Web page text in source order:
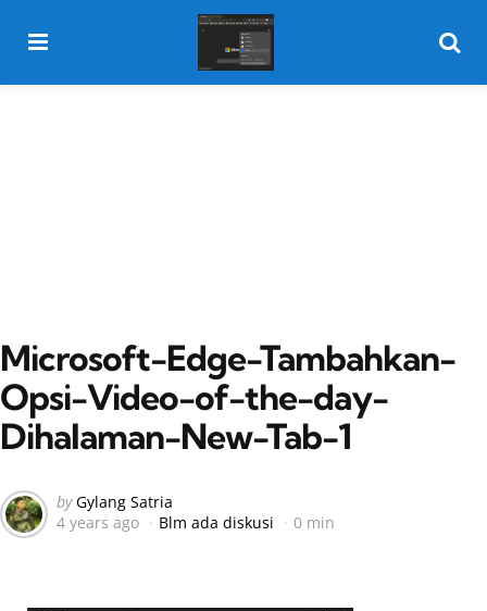
Microsoft-Edge-Tambahkan-
Opsi-Video-of-the-day-
Dihalaman-New-Tab-1
Posted
by
by Gylang Satria
4 years ago
Blm ada diskusi 0 min